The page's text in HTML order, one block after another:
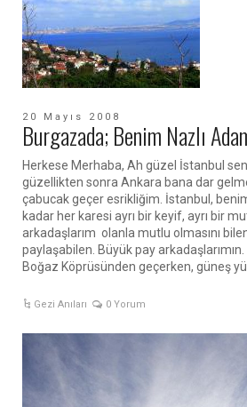
20 Mayıs 2008
Burgazada; Benim Nazlı
Herkese Merhaba, Ah güzel İstanbul
güzellikten sonra Ankara bana dar
çabucak geçer esrikliğim. İstanbul,
kadar her karesi ayrı bir keyif, ayrı bir
arkadaşlarım olanla mutlu olmasını
paylaşabilen. Büyük pay arkadaşlarımın.
Boğaz Köprüsünden geçerken, güneş
Gezi Anıları 0 Yorum